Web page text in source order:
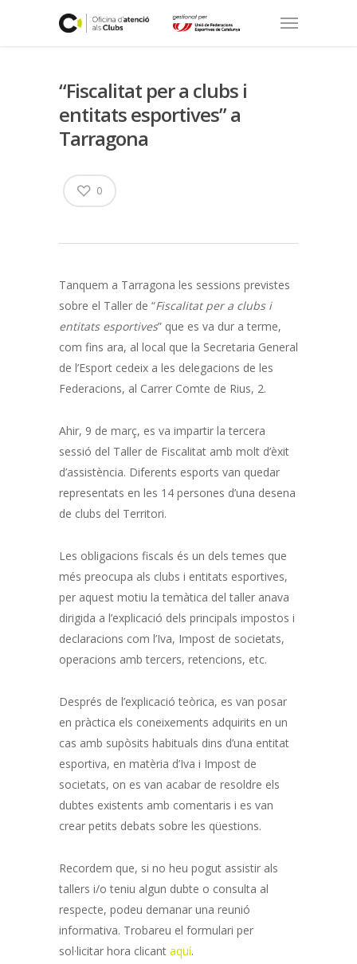
“Fiscalitat per a clubs i
entitats esportives” a
Tarragona
0
Tanquem a Tarragona les sessions previstes
sobre el Taller de “Fiscalitat per a clubs i
entitats esportives” que es va dur a terme,
com fins ara, al local que la Secretaria General
de l’Esport cedeix a les delegacions de les
Federacions, al Carrer Comte de Rius, 2.
Ahir, 9 de març, es va impartir la tercera
sessió del Taller de Fiscalitat amb molt d’èxit
d’assistència. Diferents esports van quedar
representats en les 14 persones d’una desena
de clubs del Territori.
Les obligacions fiscals és un dels temes que
més preocupa als clubs i entitats esportives,
per aquest motiu la temàtica del taller anava
dirigida a l’explicació dels principals impostos i
declaracions com l’Iva, Impost de societats,
operacions amb tercers, retencions, etc.
Després de l’explicació teòrica, es van posar
en pràctica els coneixements adquirits en un
cas amb supòsits habituals dins d’una entitat
esportiva, en matèria d’Iva i Impost de
societats, on es van acabar de resoldre els
dubtes existents amb comentaris i es van
crear petits debats sobre les qüestions.
Recordem que, si no heu pogut assistir als
tallers i/o teniu algun dubte o consulta al
respecte, podeu demanar una reunió
informativa. Trobareu el formulari per
sol·licitar hora clicant aquí.